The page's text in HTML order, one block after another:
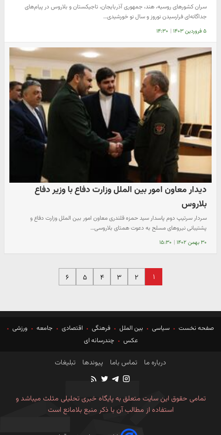
سران کشورهای روسیه، هند، جمهوری آذربایجان، تاجیکستان و بلاروس در پیام‌های
جداگانه‌ای فرارسیدن نوروز و سال نو خورشیدی…
۵ فروردین ۱۴۰۳ | ۱۴:۳۰
دیدار معاون امور بین الملل وزارت دفاع با وزیر دفاع
بلاروس
سردار سرتیپ دوم پاسدار سید حمزه قلندری معاون امور بین الملل وزارت دفاع و
پشتیبانی نیروهای مسلح به دعوت همتای بلاروسی…
۳۰ بهمن ۱۴۰۲ | ۱۵:۳۰
۱ ۲ ۳ ۴ ۵ ۶
صفحه نخست سیاسی بین الملل فرهنگی اقتصادی جامعه
ورزشی
عکس
چندرسانه ای
درباره ما تماس باما پیوندها تبلیغات
تمامی حقوق این سایت متعلق به پایگاه خبری تحلیلی مثلث میباشد و
استفاده از مطالب آن با ذکر منبع بلامانع است